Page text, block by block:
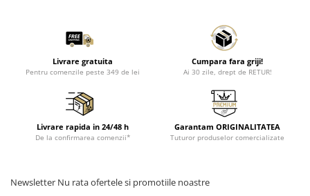
Livrare gratuita
Pentru comenzile peste 349 de lei
Cumpara fara griji!
Ai 30 zile, drept de RETUR!
Livrare rapida in 24/48 h
De la confirmarea comenzii*
Garantam ORIGINALITATEA
Tuturor produselor comercializate
Newsletter Nu rata ofertele si promotiile noastre